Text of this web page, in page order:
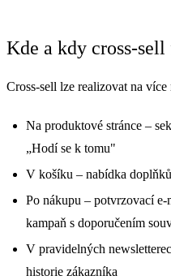
Kde a kdy cross-sell
Cross-sell lze realizovat na
Na produktové stránce –
„Hodí se k tomu"
V košíku – nabídka
Po nákupu – potvrzovací
kampaň s doporučením
V pravidelných
historie zákazníka